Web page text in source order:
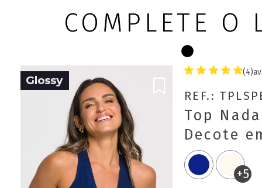
COMPLETE O
(4)
REF.:
+5
Top
Decote